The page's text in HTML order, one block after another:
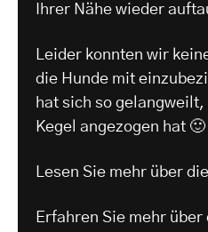
Ihrer Nähe wieder
Leider konnten wir
die Hunde mit
hat sich so
Kegel angezogen hat 🙂
Lesen Sie mehr über
Erfahren Sie mehr